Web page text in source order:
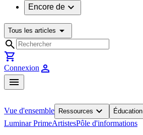
Encore de expand_more
Tous les articles arrow_drop_down
search
shopping_cart
Connexion person
menu
Vue d'ensemble Ressources expand_more Éducation
Luminar PrimeArtistesPôle d'informations